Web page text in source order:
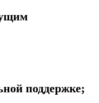
поддержке;